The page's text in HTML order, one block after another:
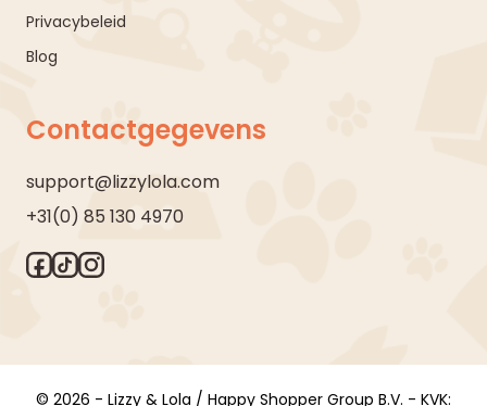
Privacybeleid
Blog
Contactgegevens
support@lizzylola.com
+31(0) 85 130 4970
© 2026 - Lizzy & Lola / Happy Shopper Group B.V. - KVK: